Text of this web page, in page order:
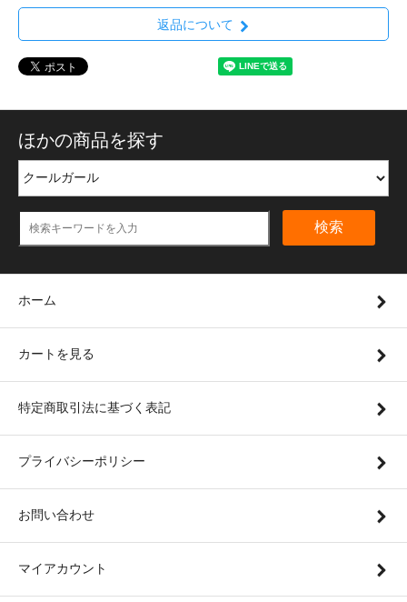
返品について
ほかの商品を探す
検索
ホーム
カートを見る
特定商取引法に基づく表記
プライバシーポリシー
お問い合わせ
マイアカウント